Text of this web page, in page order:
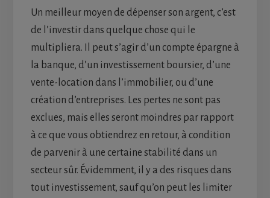
Un meilleur moyen de dépenser son argent, c’est
de l’investir dans quelque chose qui le
multipliera. Il peut s’agir d’un compte épargne à
la banque, d’un investissement boursier, d’une
vente-location dans l’immobilier, ou d’une
création d’entreprises. Les pertes ne sont pas
exclues, mais elles seront moindres par rapport
à ce que vous obtiendrez en retour, à condition
de parvenir à une certaine stabilité dans un
secteur sûr. Évidemment, il y a des risques dans
tout investissement, sauf qu’on peut les limiter